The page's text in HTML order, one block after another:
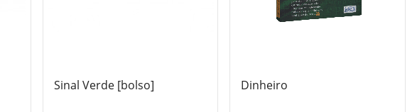
Sinal Verde [bolso] Dinheiro